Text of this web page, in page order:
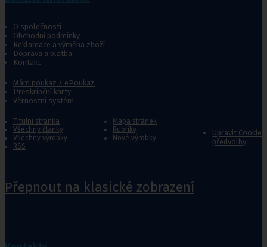
O společnosti
Obchodní podmínky
Reklamace a výměna zboží
Doprava a platba
Kontakt
Mám poukaz / ePoukaz
Preskripční karty
Věrnostní systém
Titulní stránka
Mapa stránek
Všechny články
Rubriky
Všechny výrobky
Nové výrobky
RSS
Upravit Cookie
předvolby
Přepnout na klasické zobrazení